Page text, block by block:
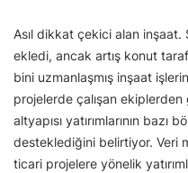
Asıl dikkat çekici alan
ekledi, ancak artış konut
bini uzmanlaşmış inşaat
projelerde çalışan
altyapısı yatırımlarının
desteklediğini belirtiyor. Veri
ticari projelere yönelik